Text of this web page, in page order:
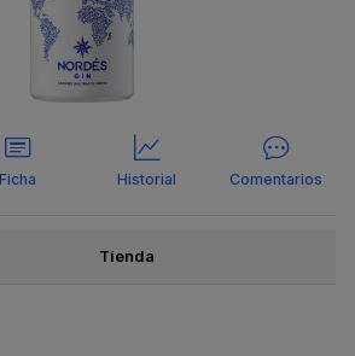
Ficha Historial Comentarios
Tienda